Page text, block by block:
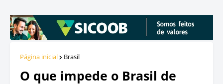
Página inicial Brasil
O que impede o Brasil de